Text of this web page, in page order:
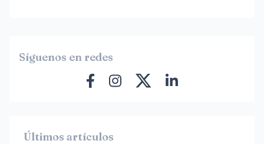
Síguenos en redes
Últimos artículos